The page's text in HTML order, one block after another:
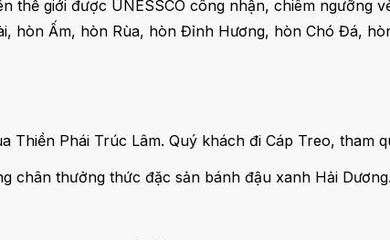
thế giới được UNESSCO công nhận, chiêm
hòn Ấm, hòn Rùa, hòn Đỉnh Hương, hòn Chó Đá,
Thiền Phái Trúc Lâm. Quý khách đi Cáp Treo,
chân thưởng thức đặc sản bánh đậu xanh Hải Dương.